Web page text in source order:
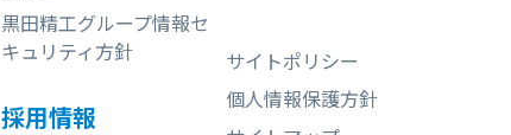
黒田精工グループ情報セ
キュリティ方針
採用情報
サイトポリシー
個人情報保護方針